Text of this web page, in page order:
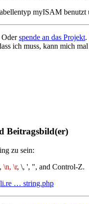
myISAM
Oderspende an das Projekt.
ich muss, kann mich mal
Beitragsbild(er)
zu sein:
\n, \r, \, ', ", and Control-Z.
… string.php